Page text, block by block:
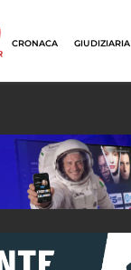
CRONACA GIUDIZIARIA